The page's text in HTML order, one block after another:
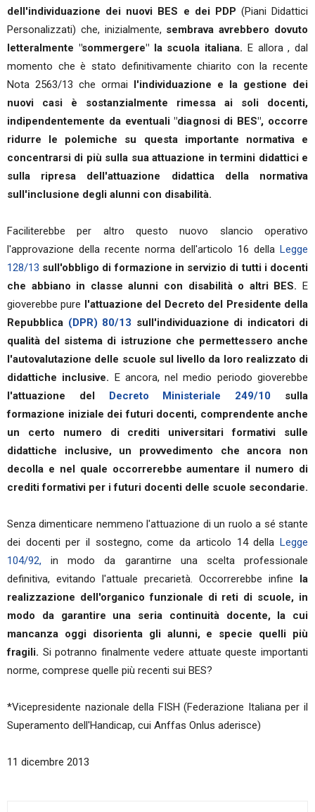
dell'individuazione dei nuovi BES e dei PDP (Piani Didattici
Personalizzati) che, inizialmente, sembrava avrebbero dovuto
letteralmente "sommergere" la scuola italiana. E allora , dal
momento che è stato definitivamente chiarito con la recente
Nota 2563/13 che ormai l'individuazione e la gestione dei
nuovi casi è sostanzialmente rimessa ai soli docenti,
indipendentemente da eventuali "diagnosi di BES", occorre
ridurre le polemiche su questa importante normativa e
concentrarsi di più sulla sua attuazione in termini didattici e
sulla ripresa dell'attuazione didattica della normativa
sull'inclusione degli alunni con disabilità.
Faciliterebbe per altro questo nuovo slancio operativo
l'approvazione della recente norma dell'articolo 16 della Legge
128/13 sull'obbligo di formazione in servizio di tutti i docenti
che abbiano in classe alunni con disabilità o altri BES. E
gioverebbe pure l'attuazione del Decreto del Presidente della
Repubblica (DPR) 80/13 sull'individuazione di indicatori di
qualità del sistema di istruzione che permettessero anche
l'autovalutazione delle scuole sul livello da loro realizzato di
didattiche inclusive. E ancora, nel medio periodo gioverebbe
l'attuazione del Decreto Ministeriale 249/10 sulla
formazione iniziale dei futuri docenti, comprendente anche
un certo numero di crediti universitari formativi sulle
didattiche inclusive, un provvedimento che ancora non
decolla e nel quale occorrerebbe aumentare il numero di
crediti formativi per i futuri docenti delle scuole secondarie.
Senza dimenticare nemmeno l'attuazione di un ruolo a sé stante
dei docenti per il sostegno, come da articolo 14 della Legge
104/92, in modo da garantirne una scelta professionale
definitiva, evitando l'attuale precarietà. Occorrerebbe infine la
realizzazione dell'organico funzionale di reti di scuole, in
modo da garantire una seria continuità docente, la cui
mancanza oggi disorienta gli alunni, e specie quelli più
fragili. Si potranno finalmente vedere attuate queste importanti
norme, comprese quelle più recenti sui BES?
*Vicepresidente nazionale della FISH (Federazione Italiana per il
Superamento dell'Handicap, cui Anffas Onlus aderisce)
11 dicembre 2013